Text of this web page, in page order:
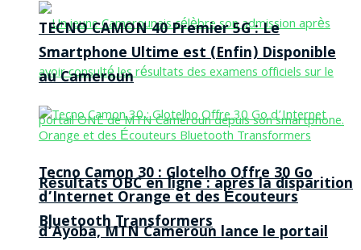
Résultats OBC en ligne : après la disparition
d’Ayoba, MTN Cameroun lance le portail
TECNO CAMON 40 Premier 5G : Le
Smartphone Ultime est (Enfin) Disponible
au Cameroun
Tecno Camon 30 : Glotelho Offre 30 Go
d’Internet Orange et des Écouteurs
Bluetooth Transformers